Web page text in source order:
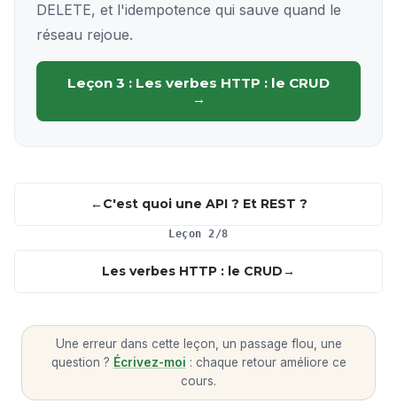
DELETE, et l'idempotence qui sauve quand le
réseau rejoue.
Leçon 3 : Les verbes HTTP : le CRUD
→
C'est quoi une API ? Et REST ?
Leçon 2/8
Les verbes HTTP : le CRUD
Une erreur dans cette leçon, un passage flou, une
question ? Écrivez-moi : chaque retour améliore ce
cours.